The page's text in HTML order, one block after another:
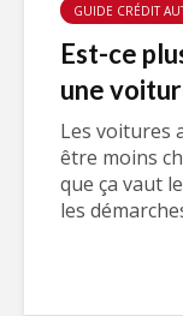
GUIDE CRÉDIT
Est-ce
une
Les voitures
être moins
que ça vaut
les